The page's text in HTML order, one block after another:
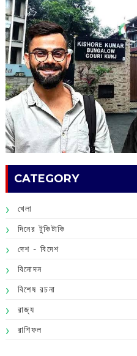
CATEGORY
খেলা
দিনের টুকিটাকি
দেশ - বিদেশ
বিনোদন
বিশেষ রচনা
রাজ্য
রাশিফল